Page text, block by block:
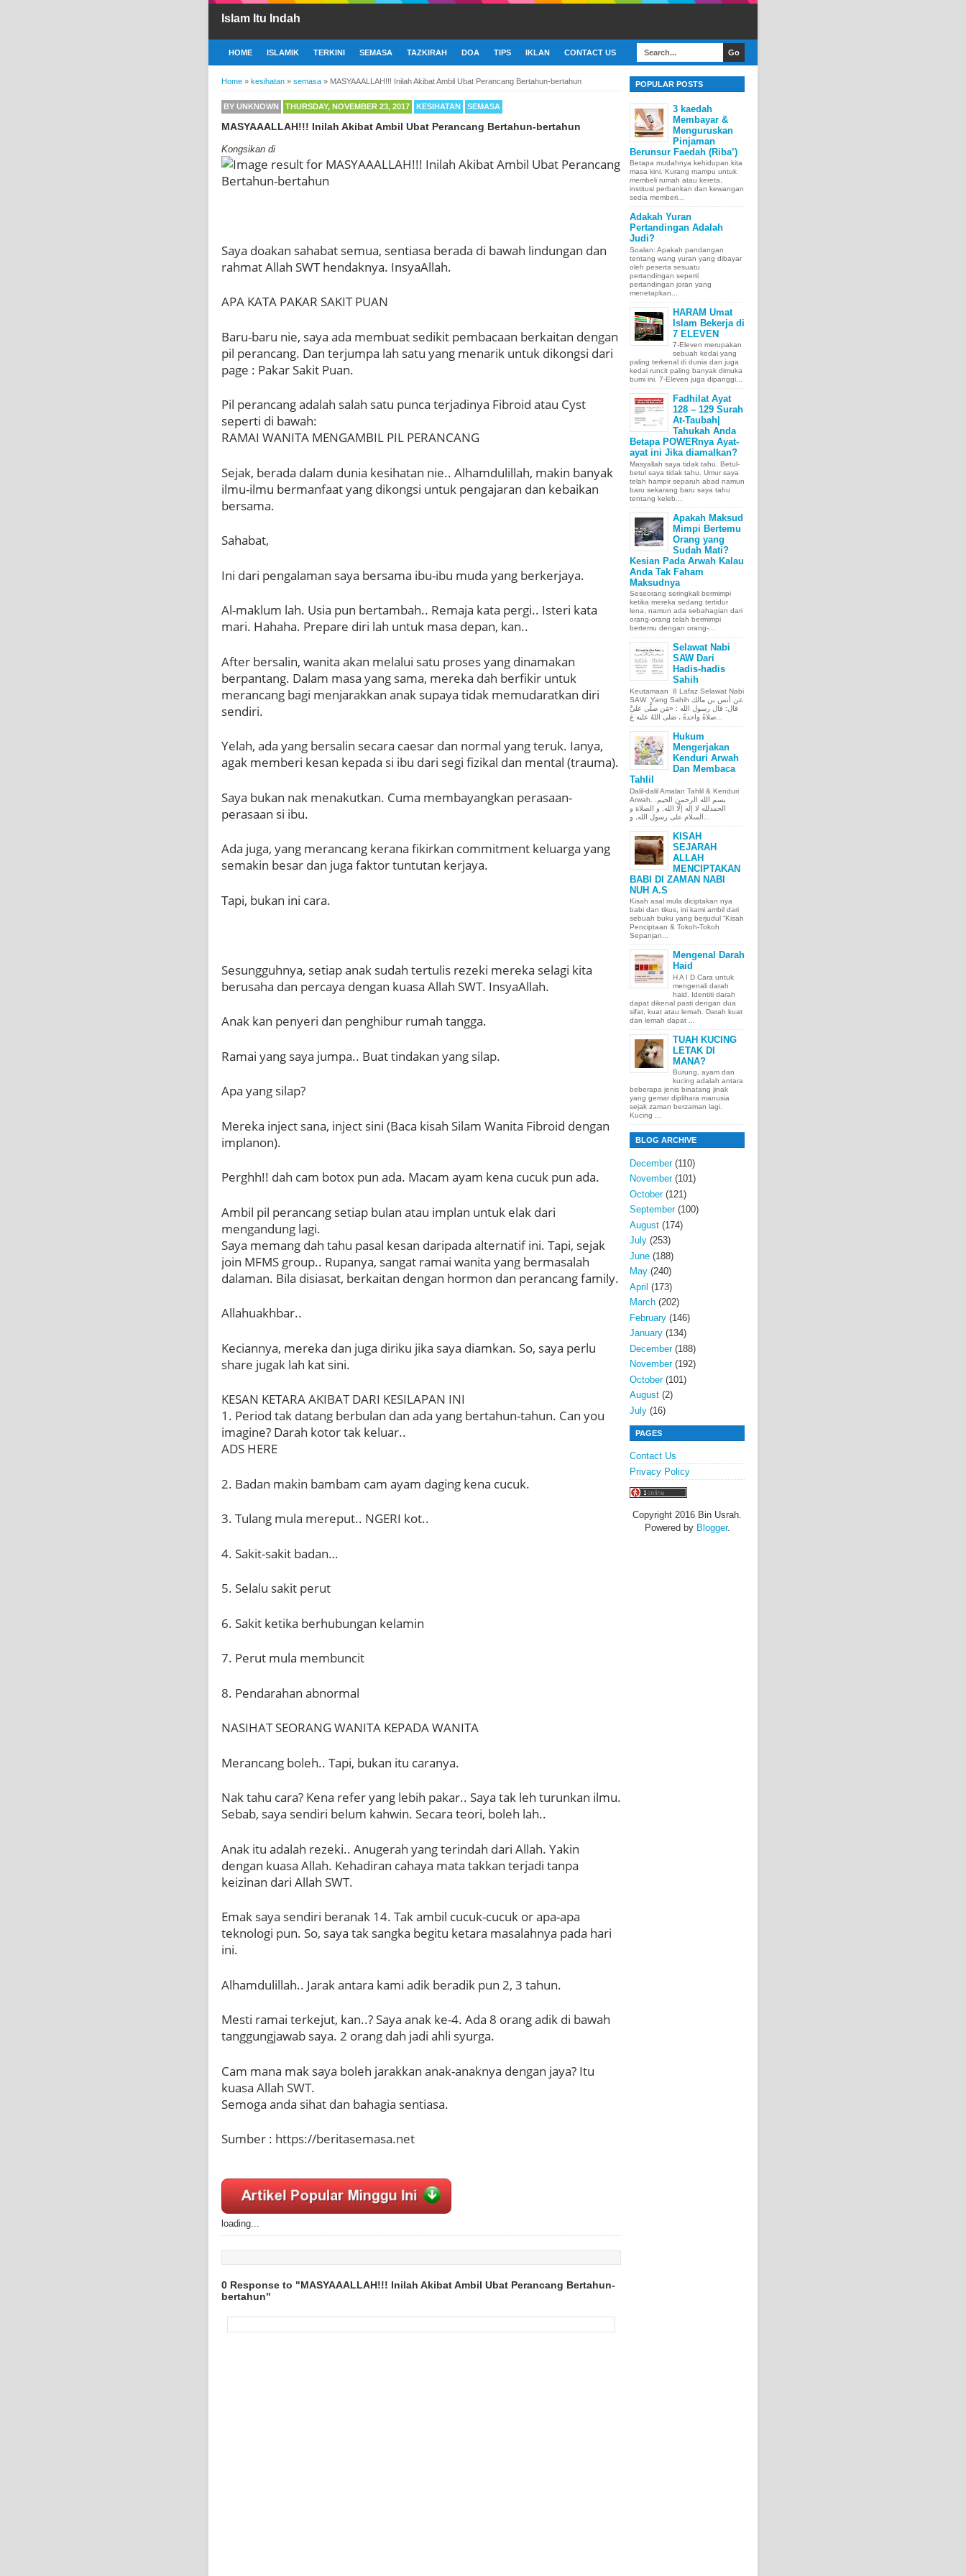
Islam Itu Indah
HOME ISLAMIK TERKINI SEMASA TAZKIRAH DOA TIPS IKLAN CONTACT US
Home » kesihatan » semasa » MASYAAALLAH!!! Inilah Akibat Ambil Ubat Perancang Bertahun-bertahun
BY UNKNOWN THURSDAY, NOVEMBER 23, 2017 KESIHATAN SEMASA
MASYAAALLAH!!! Inilah Akibat Ambil Ubat Perancang Bertahun-bertahun
Kongsikan di
Saya doakan sahabat semua, sentiasa berada di bawah lindungan dan
rahmat Allah SWT hendaknya. InsyaAllah.
APA KATA PAKAR SAKIT PUAN
Baru-baru nie, saya ada membuat sedikit pembacaan berkaitan dengan
pil perancang. Dan terjumpa lah satu yang menarik untuk dikongsi dari
page : Pakar Sakit Puan.
Pil perancang adalah salah satu punca terjadinya Fibroid atau Cyst
seperti di bawah:
RAMAI WANITA MENGAMBIL PIL PERANCANG
Sejak, berada dalam dunia kesihatan nie.. Alhamdulillah, makin banyak
ilmu-ilmu bermanfaat yang dikongsi untuk pengajaran dan kebaikan
bersama.
Sahabat,
Ini dari pengalaman saya bersama ibu-ibu muda yang berkerjaya.
Al-maklum lah. Usia pun bertambah.. Remaja kata pergi.. Isteri kata
mari. Hahaha. Prepare diri lah untuk masa depan, kan..
After bersalin, wanita akan melalui satu proses yang dinamakan
berpantang. Dalam masa yang sama, mereka dah berfikir untuk
merancang bagi menjarakkan anak supaya tidak memudaratkan diri
sendiri.
Yelah, ada yang bersalin secara caesar dan normal yang teruk. Ianya,
agak memberi kesan kepada si ibu dari segi fizikal dan mental (trauma).
Saya bukan nak menakutkan. Cuma membayangkan perasaan-
perasaan si ibu.
Ada juga, yang merancang kerana fikirkan commitment keluarga yang
semakin besar dan juga faktor tuntutan kerjaya.
Tapi, bukan ini cara.
Sesungguhnya, setiap anak sudah tertulis rezeki mereka selagi kita
berusaha dan percaya dengan kuasa Allah SWT. InsyaAllah.
Anak kan penyeri dan penghibur rumah tangga.
Ramai yang saya jumpa.. Buat tindakan yang silap.
Apa yang silap?
Mereka inject sana, inject sini (Baca kisah Silam Wanita Fibroid dengan
implanon).
Perghh!! dah cam botox pun ada. Macam ayam kena cucuk pun ada.
Ambil pil perancang setiap bulan atau implan untuk elak dari
mengandung lagi.
Saya memang dah tahu pasal kesan daripada alternatif ini. Tapi, sejak
join MFMS group.. Rupanya, sangat ramai wanita yang bermasalah
dalaman. Bila disiasat, berkaitan dengan hormon dan perancang family.
Allahuakhbar..
Keciannya, mereka dan juga diriku jika saya diamkan. So, saya perlu
share jugak lah kat sini.
KESAN KETARA AKIBAT DARI KESILAPAN INI
1. Period tak datang berbulan dan ada yang bertahun-tahun. Can you
imagine? Darah kotor tak keluar..
ADS HERE
2. Badan makin bambam cam ayam daging kena cucuk.
3. Tulang mula mereput.. NGERI kot..
4. Sakit-sakit badan…
5. Selalu sakit perut
6. Sakit ketika berhubungan kelamin
7. Perut mula membuncit
8. Pendarahan abnormal
NASIHAT SEORANG WANITA KEPADA WANITA
Merancang boleh.. Tapi, bukan itu caranya.
Nak tahu cara? Kena refer yang lebih pakar.. Saya tak leh turunkan ilmu.
Sebab, saya sendiri belum kahwin. Secara teori, boleh lah..
Anak itu adalah rezeki.. Anugerah yang terindah dari Allah. Yakin
dengan kuasa Allah. Kehadiran cahaya mata takkan terjadi tanpa
keizinan dari Allah SWT.
Emak saya sendiri beranak 14. Tak ambil cucuk-cucuk or apa-apa
teknologi pun. So, saya tak sangka begitu ketara masalahnya pada hari
ini.
Alhamdulillah.. Jarak antara kami adik beradik pun 2, 3 tahun.
Mesti ramai terkejut, kan..? Saya anak ke-4. Ada 8 orang adik di bawah
tanggungjawab saya. 2 orang dah jadi ahli syurga.
Cam mana mak saya boleh jarakkan anak-anaknya dengan jaya? Itu
kuasa Allah SWT.
Semoga anda sihat dan bahagia sentiasa.
Sumber : https://beritasemasa.net
loading...
0 Response to "MASYAAALLAH!!! Inilah Akibat Ambil Ubat Perancang Bertahun-
bertahun"
POPULAR POSTS
3 kaedah
Membayar &
Menguruskan
Pinjaman
Berunsur Faedah (Riba’)
Betapa mudahnya kehidupan kita
masa kini. Kurang mampu untuk
membeli rumah atau kereta,
institusi perbankan dan kewangan
sedia memberi...
Adakah Yuran
Pertandingan Adalah
Judi?
Soalan: Apakah pandangan
tentang wang yuran yang dibayar
oleh peserta sesuatu
pertandingan seperti
pertandingan joran yang
menetapkan...
HARAM Umat
Islam Bekerja di
7 ELEVEN
7-Eleven merupakan
sebuah kedai yang
paling terkenal di dunia dan juga
kedai runcit paling banyak dimuka
bumi ini. 7-Eleven juga dipanggi...
Fadhilat Ayat
128 – 129 Surah
At-Taubah|
Tahukah Anda
Betapa POWERnya Ayat-
ayat ini Jika diamalkan?
Masyallah saya tidak tahu. Betul-
betul saya tidak tahu. Umur saya
telah hampir separuh abad namun
baru sekarang baru saya tahu
tentang keleb...
Apakah Maksud
Mimpi Bertemu
Orang yang
Sudah Mati?
Kesian Pada Arwah Kalau
Anda Tak Faham
Maksudnya
Seseorang seringkali bermimpi
ketika mereka sedang tertidur
lena, namun ada sebahagian dari
orang-orang telah bermimpi
bertemu dengan orang-...
Selawat Nabi
SAW Dari
Hadis-hadis
Sahih
Keutamaan 8 Lafaz Selawat Nabi
SAW Yang Sahih عن أنس بن مالك
قال: قال رسول الله : «مَن صلَّى عليَّ
Hukum
Mengerjakan
Kenduri Arwah
Dan Membaca
Tahlil
Dalil-dalil Amalan Tahlil & Kenduri
Arwah. بسم الله الرحمن الحيم.
الحمدلله لا إله إلّا الله, و الصلاة و
KISAH
SEJARAH
ALLAH
MENCIPTAKAN
BABI DI ZAMAN NABI
NUH A.S
Kisah asal mula diciptakan nya
babi dan tikus, ini kami ambil dari
sebuah buku yang berjudul “Kisah
Penciptaan & Tokoh-Tokoh
Sepanjan...
Mengenal Darah
Haid
H A I D Cara untuk
mengenali darah
haid. Identiti darah
dapat dikenal pasti dengan dua
sifat, kuat atau lemah. Darah kuat
dan lemah dapat ...
TUAH KUCING
LETAK DI
MANA?
Burung, ayam dan
kucing adalah antara
beberapa jenis binatang jinak
yang gemar diplihara manusia
sejak zaman berzaman lagi.
Kucing ...
BLOG ARCHIVE
December(110)
November(101)
October(121)
September(100)
August (174)
July (253)
June (188)
May (240)
April (173)
March (202)
February (146)
January (134)
December(188)
November(192)
October(101)
August (2)
July (16)
PAGES
Contact Us
Privacy Policy
Copyright 2016 Bin Usrah.
Powered by Blogger.